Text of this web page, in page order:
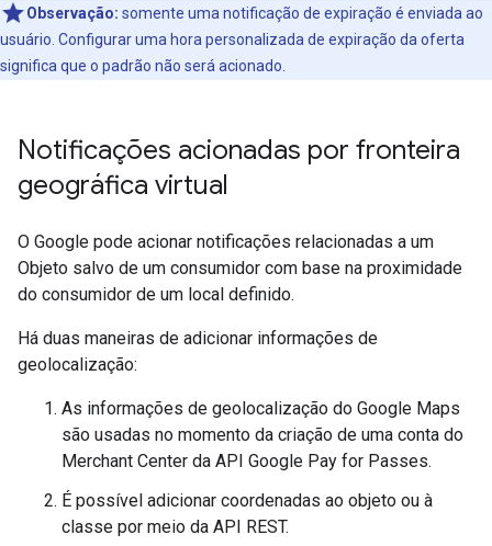
Observação: somente uma notificação de expiração é enviada ao
usuário. Configurar uma hora personalizada de expiração da oferta
significa que o padrão não será acionado.
Notificações acionadas por fronteira
geográfica virtual
O Google pode acionar notificações relacionadas a um
Objeto salvo de um consumidor com base na proximidade
do consumidor de um local definido.
Há duas maneiras de adicionar informações de
geolocalização:
As informações de geolocalização do Google Maps
são usadas no momento da criação de uma conta do
Merchant Center da API Google Pay for Passes.
É possível adicionar coordenadas ao objeto ou à
classe por meio da API REST.